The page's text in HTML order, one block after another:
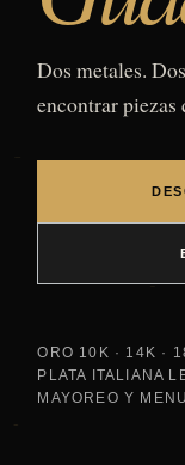
Dos metales.
encontrar piezas
ORO 10K · 14K ·
PLATA ITALIANA
MAYOREO Y